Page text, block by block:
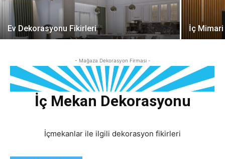
Ev Dekorasyonu Fikirleri İç
- Mağaza Dekorasyon Firması -
İç Mekan Dekorasyonu
İçmekanlar ile ilgili dekorasyon fikirleri